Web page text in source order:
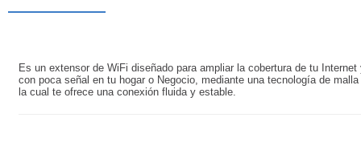
Es un extensor de WiFi diseñado para ampliar la cobertura de tu
con poca señal en tu hogar o Negocio, mediante una tecnología de
la cual te ofrece una conexión fluida y estable.